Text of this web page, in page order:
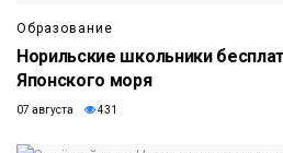
Образование
Норильские школьники
Японского моря
07 августа 431